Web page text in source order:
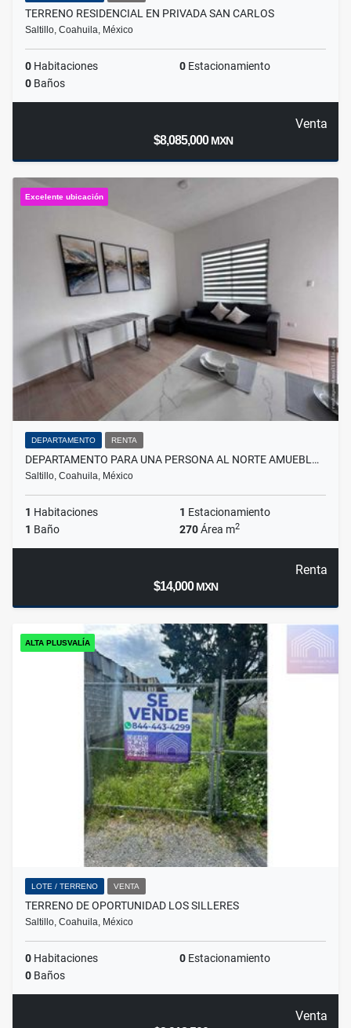
TERRENO RESIDENCIAL EN PRIVADA SAN CARLOS
Saltillo, Coahuila, México
0 Habitaciones 0 Estacionamiento
0 Baños
Venta
$8,085,000MXN
Excelente ubicación
DEPARTAMENTO RENTA
DEPARTAMENTO PARA UNA PERSONA AL NORTE AMUEBL…
Saltillo, Coahuila, México
1 Habitaciones 1 Estacionamiento
1 Baño 270Área m2
Renta
$14,000MXN
ALTA PLUSVALÍA
LOTE / TERRENO VENTA
TERRENO DE OPORTUNIDAD LOS SILLERES
Saltillo, Coahuila, México
0 Habitaciones 0 Estacionamiento
0 Baños
Venta